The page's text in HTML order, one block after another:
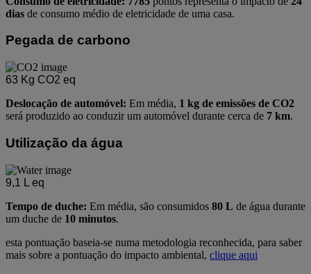
dias de consumo médio de eletricidade de uma casa.
Pegada de carbono
63 Kg CO2 eq
Deslocação de automóvel: Em média, 1 kg de emissões de CO2
será produzido ao conduzir um automóvel durante cerca de 7 km.
Utilização da água
9,1 L eq
Tempo de duche: Em média, são consumidos 80 L de água durante
um duche de 10 minutos.
esta pontuação baseia-se numa metodologia reconhecida, para saber
mais sobre a pontuação do impacto ambiental, clique aqui